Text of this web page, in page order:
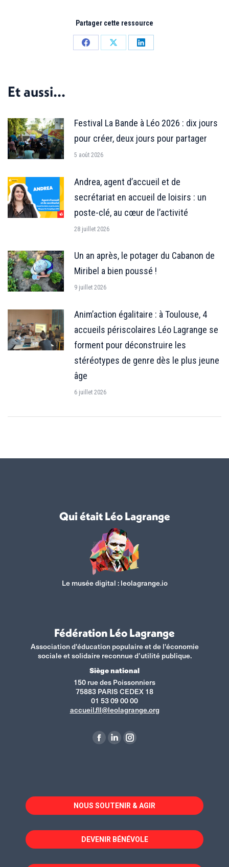
Partager cette ressource
PartagerPartagerPartager
Et aussi...
Festival La Bande à Léo 2026 : dix jours
pour créer, deux jours pour partager
5 août 2026
Andrea, agent d’accueil et de
secrétariat en accueil de loisirs : un
poste-clé, au cœur de l’activité
28 juillet 2026
Un an après, le potager du Cabanon de
Miribel a bien poussé !
9 juillet 2026
Anim’action égalitaire : à Toulouse, 4
accueils périscolaires Léo Lagrange se
forment pour déconstruire les
stéréotypes de genre dès le plus jeune
âge
6 juillet 2026
Qui était Léo Lagrange
Le musée digital :leolagrange.io
Fédération Léo Lagrange
Association d'éducation populaire et de l'économie
sociale et solidaire reconnue d’utilité publique.
Siège national
150 rue des Poissonniers
75883 PARIS CEDEX 18
01 53 09 00 00
accueil.fll@leolagrange.org
La
dans
une
fenêtre
La
dans
une
fenêtre
La
dans
une
fenêtre
NOUS SOUTENIR & AGIR
DEVENIR BÉNÉVOLE